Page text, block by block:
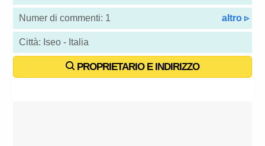
Numer di commenti: 1 altro ▹
Città: Iseo - Italia
PROPRIETARIO E INDIRIZZO